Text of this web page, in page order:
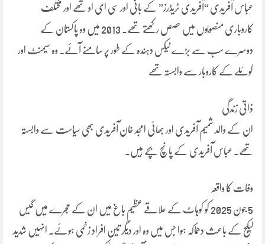
عباس آفریدی “آفریدی ٹریڈرز” کے بانی اور سی ای او تھے اور مختلف
کاروباری منصوبوں میں حصص رکھتے تھے۔ 2013 میں وہ پاکستان کے
دوسرے سب سے بڑے ٹیکس دہندہ کے طور پر سامنے آئے۔ وہ سیمنٹ اور
کوئلے کے کاروبار سے وابستہ تھے
ذاتی زندگی
ان کے والد شمیم آفریدی اور بھائی امجد خان آفریدی بھی سیاست سے وابستہ
تھے۔ عباس آفریدی کے پانچ بچے ہیں۔
وفات کا واقعہ
5 جون 2025 کو کوہاٹ کے علاقے عظیم باغ میں ان کے حجرے میں گیس
لیکج کے باعث دھماکہ ہوا جس میں وہ اور دیگر تین افراد زخمی ہوئے۔ انہیں شدید